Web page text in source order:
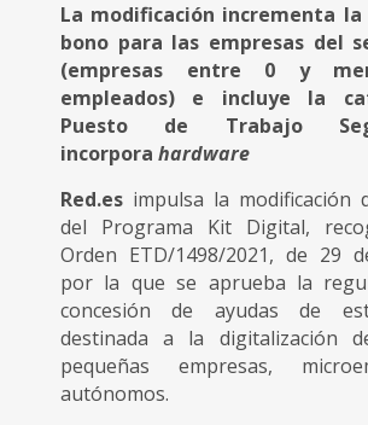
La modificación incrementa
bono para las empresas del
(empresas entre 0 y
empleados) e incluye la
Puesto de Trabajo
incorpora hardware
Red.es impulsa la modificación
del Programa Kit Digital,
Orden ETD/1498/2021, de 29
por la que se aprueba la
concesión de ayudas de
destinada a la digitalización
pequeñas empresas,
autónomos.